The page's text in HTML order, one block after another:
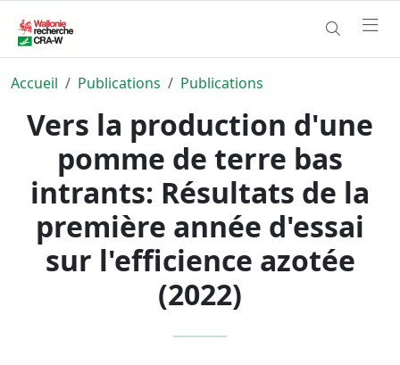
Accueil Publications Publications
Vers la production d'une
pomme de terre bas
intrants: Résultats de la
première année d'essai
sur l'efficience azotée
(2022)